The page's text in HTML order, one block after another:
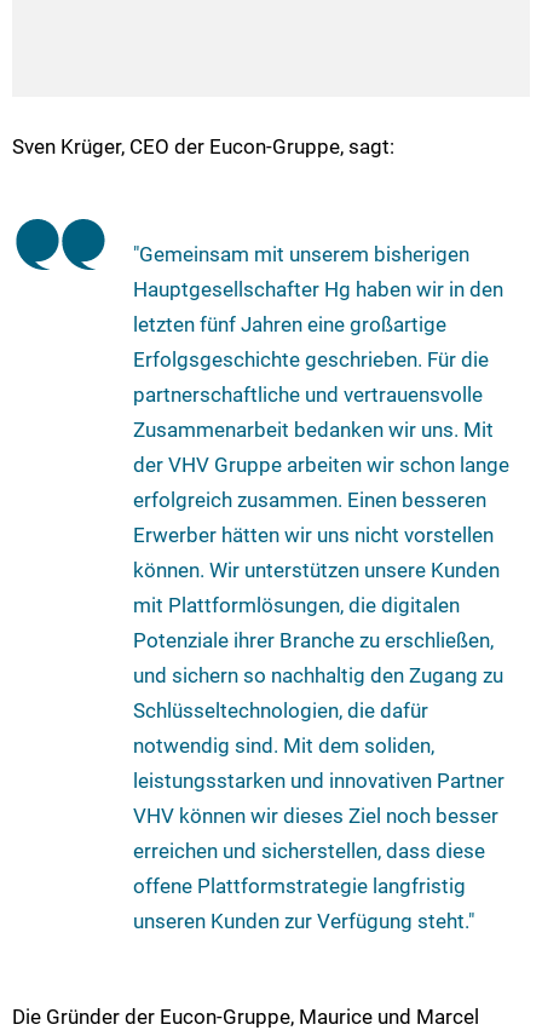
Sven Krüger, CEO der Eucon-Gruppe, sagt:
"Gemeinsam mit unserem bisherigen
Hauptgesellschafter Hg haben wir in den
letzten fünf Jahren eine großartige
Erfolgsgeschichte geschrieben. Für die
partnerschaftliche und vertrauensvolle
Zusammenarbeit bedanken wir uns. Mit
der VHV Gruppe arbeiten wir schon lange
erfolgreich zusammen. Einen besseren
Erwerber hätten wir uns nicht vorstellen
können. Wir unterstützen unsere Kunden
mit Plattformlösungen, die digitalen
Potenziale ihrer Branche zu erschließen,
und sichern so nachhaltig den Zugang zu
Schlüsseltechnologien, die dafür
notwendig sind. Mit dem soliden,
leistungsstarken und innovativen Partner
VHV können wir dieses Ziel noch besser
erreichen und sicherstellen, dass diese
offene Plattformstrategie langfristig
unseren Kunden zur Verfügung steht."
Die Gründer der Eucon-Gruppe, Maurice und Marcel